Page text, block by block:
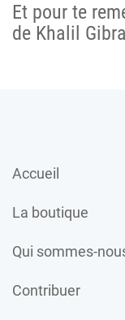
Et pour te
de Khalil
Accueil
La boutique
Qui sommes-
Contribuer